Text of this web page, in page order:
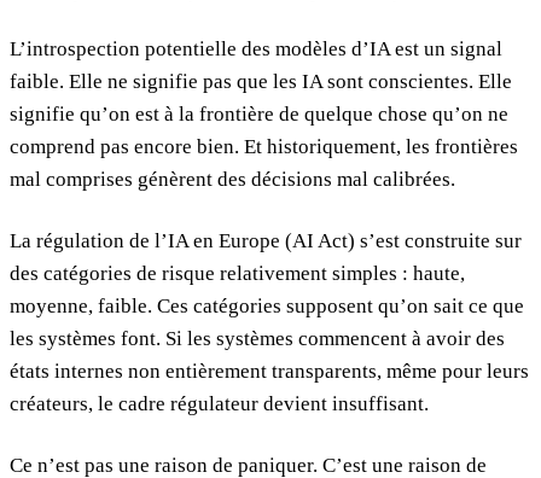
L’introspection potentielle des modèles d’IA est un signal
faible. Elle ne signifie pas que les IA sont conscientes. Elle
signifie qu’on est à la frontière de quelque chose qu’on ne
comprend pas encore bien. Et historiquement, les frontières
mal comprises génèrent des décisions mal calibrées.
La régulation de l’IA en Europe (AI Act) s’est construite sur
des catégories de risque relativement simples : haute,
moyenne, faible. Ces catégories supposent qu’on sait ce que
les systèmes font. Si les systèmes commencent à avoir des
états internes non entièrement transparents, même pour leurs
créateurs, le cadre régulateur devient insuffisant.
Ce n’est pas une raison de paniquer. C’est une raison de